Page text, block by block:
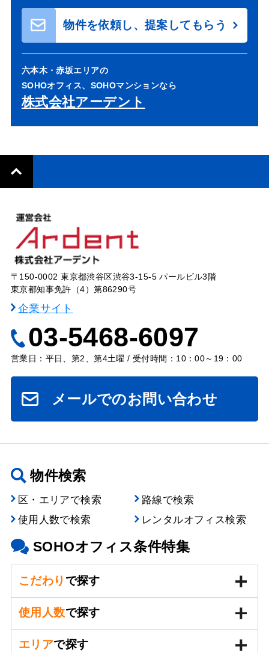
物件を依頼し、提案してもらう
六本木・赤坂エリアの
SOHOオフィス、SOHOマンションなら
株式会社アーデント
〒150-0002 東京都渋谷区渋谷3-15-5 パールビル3階
東京都知事免許（4）第86290号
企業サイト
03-5468-6097
営業日：平日、第2、第4土曜 / 受付時間：10：00～19：00
メールでのお問い合わせ
物件検索
区・エリアで検索
路線で検索
使用人数で検索
レンタルオフィス検索
SOHOオフィス条件特集
こだわり で探す
使用人数で探す
エリアで探す